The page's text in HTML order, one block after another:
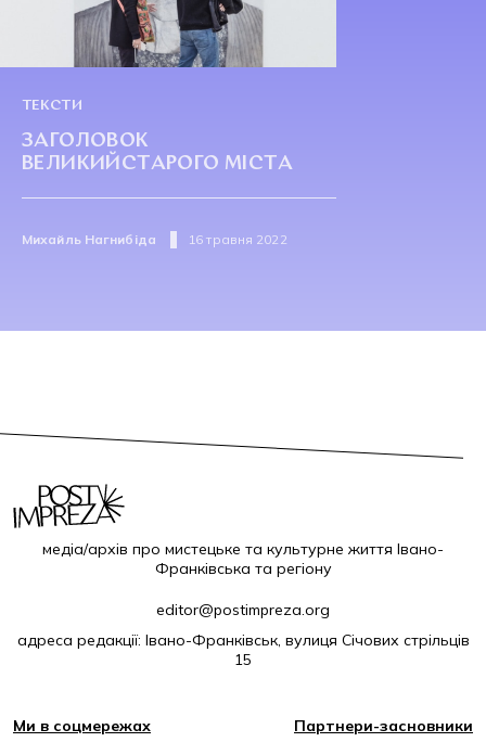
ТЕКСТИ
ЗАГОЛОВОК
ВЕЛИКИЙСТАРОГО МІСТА
Михайль Нагнибіда 16 травня 2022
медіа/архів про мистецьке та культурне життя Івано-
Франківська та регіону
editor@postimpreza.org
адреса редакції: Івано-Франківськ, вулиця Січових стрільців
15
Ми в соцмережах Партнери-засновники